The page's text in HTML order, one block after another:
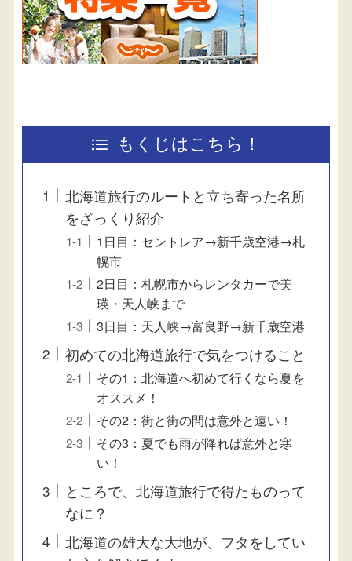
もくじはこちら！
北海道旅行のルートと立ち寄った名所
をざっくり紹介
1日目：セントレア→新千歳空港→札
幌市
2日目：札幌市からレンタカーで美
瑛・天人峡まで
3日目：天人峡→富良野→新千歳空港
初めての北海道旅行で気をつけること
その1：北海道へ初めて行くなら夏を
オススメ！
その2：街と街の間は意外と遠い！
その3：夏でも雨が降れば意外と寒
い！
ところで、北海道旅行で得たものって
なに？
北海道の雄大な大地が、フタをしてい